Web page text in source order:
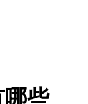
些